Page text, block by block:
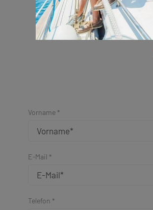
Vorname *
E-Mail *
Telefon *